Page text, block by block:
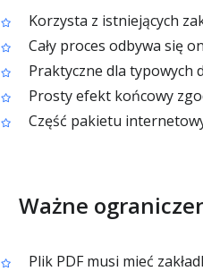
Korzysta z istniejących
Cały proces odbywa się
Praktyczne dla typowych
Prosty efekt końcowy
Część pakietu
Ważne
Plik PDF musi mieć